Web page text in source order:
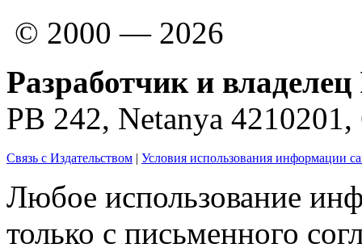
© 2000 — 2026
Разработчик и
PB 242, Netanya
Связь с Издательством | Условия использования информации
Любое использование
только с письменного